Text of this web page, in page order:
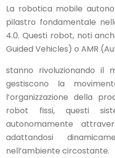
La robotica mobile
pilastro fondamentale
4.0. Questi robot, noti
Guided Vehicles) o AMR
stanno rivoluzionando il
gestiscono la
l’organizzazione della
robot fissi, questi
autonomamente
adattandosi
nell’ambiente circostante.